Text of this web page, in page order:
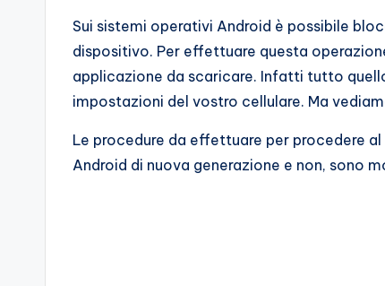
Sui sistemi operativi Android è possibile
dispositivo. Per effettuare questa
applicazione da scaricare. Infatti tutto
impostazioni del vostro cellulare. Ma
Le procedure da effettuare per procedere
Android di nuova generazione e non, sono